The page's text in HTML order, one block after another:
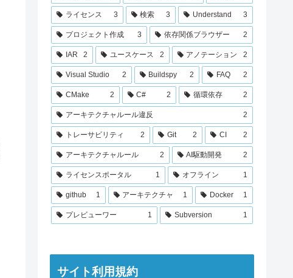
ライセンス 3 検索 3 Understand 3
プロジェクト作成 3 依存関係ブラウザー 2
IAR 2 ユースケース 2 アノテーション 2
Visual Studio 2 Buildspy 2 FAQ 2
CMake 2 C# 2 循環依存 2
アーキテクチャルール違反 2
トレーサビリティ 2 Git 2 CI 2
アーキテクチャルール 2 AI駆動開発 2
ライセンスポータル 1 オフライン 1
github 1 アーキテクチャ 1 Docker 1
プレビューワー 1 Subversion 1
サイト利用規約